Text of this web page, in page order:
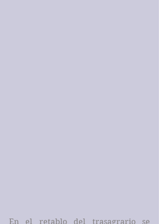
En el retablo del trasagrario se